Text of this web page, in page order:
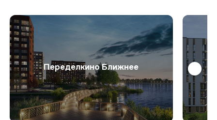
Переделкино Ближнее